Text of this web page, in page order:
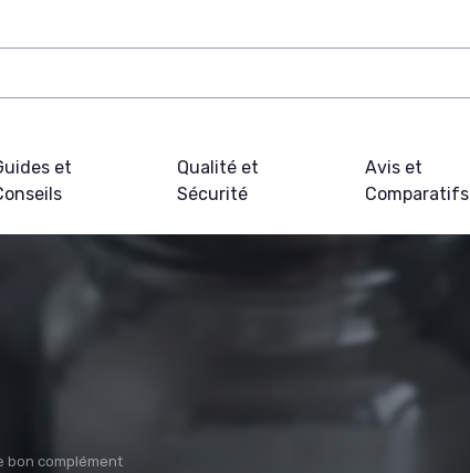
et
Qualité et
Sécurité
Avis et
Comparatifs
bon complément